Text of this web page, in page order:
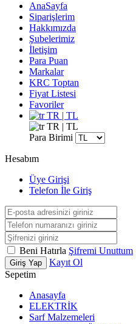
AnaSayfa
Siparişlerim
Hakkımızda
Şubelerimiz
İletişim
Para Puan
Markalar
KRC Toptan
Fiyat Listesi
Favoriler
TR | TL
TR | TL
Para Birimi
Hesabım
Üye Girişi
Telefon İle Giriş
Beni Hatırla Şifremi Unuttum
Giriş Yap
Kayıt Ol
Sepetim
Anasayfa
ELEKTRİK
Sarf Malzemeleri